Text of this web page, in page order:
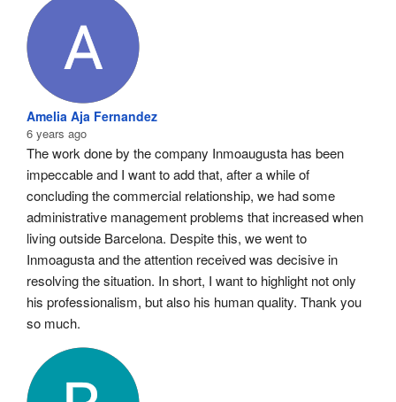
Amelia Aja Fernandez
6 years ago
The work done by the company Inmoaugusta has been
impeccable and I want to add that, after a while of
concluding the commercial relationship, we had some
administrative management problems that increased when
living outside Barcelona. Despite this, we went to
Inmoagusta and the attention received was decisive in
resolving the situation. In short, I want to highlight not only
his professionalism, but also his human quality. Thank you
so much.